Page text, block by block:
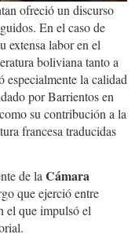
ofreció un discurso
En el caso de
extensa labor en el
boliviana tanto a
la calidad
por Barrientos en
su contribución a la
francesa traducidas
de la Cámara
que ejerció entre
el que impulsó el